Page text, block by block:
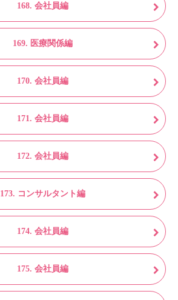
168. 会社員編
169. 医療関係編
170. 会社員編
171. 会社員編
172. 会社員編
173. コンサルタント編
174. 会社員編
175. 会社員編